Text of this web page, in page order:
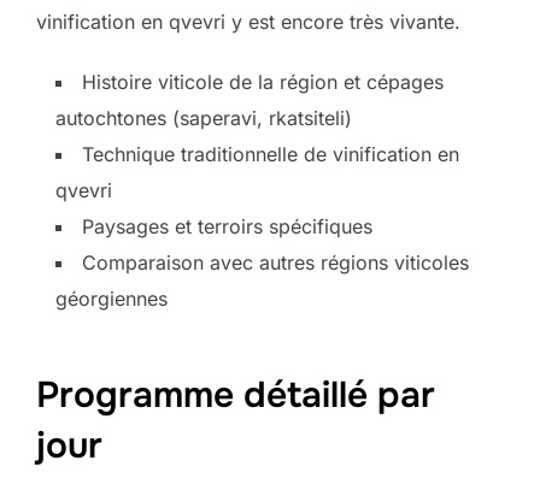
vinification en qvevri y est encore très vivante.
Histoire viticole de la région et cépages
autochtones (saperavi, rkatsiteli)
Technique traditionnelle de vinification en
qvevri
Paysages et terroirs spécifiques
Comparaison avec autres régions viticoles
géorgiennes
Programme détaillé par
jour